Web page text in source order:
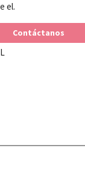
el.
Contáctanos